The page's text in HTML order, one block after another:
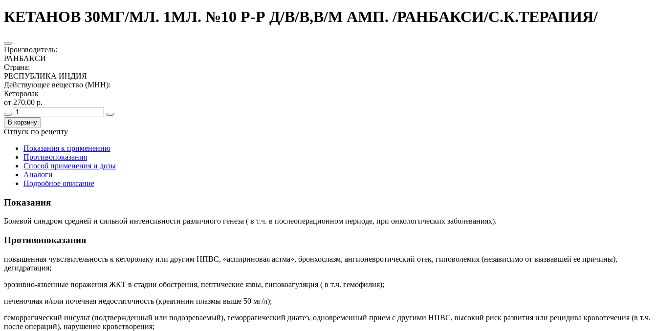
КЕТАНОВ 30МГ/МЛ. 1МЛ. №10 Р-Р Д/В/В,В/М АМП. /РАНБАКСИ/С.К.ТЕРАПИЯ/
Производитель:
РАНБАКСИ
Страна:
РЕСПУБЛИКА ИНДИЯ
Действующее вещество (МНН):
Кеторолак
от 270.00 р.
В корзину
Отпуск по рецепту
Показания к применению
Противопоказания
Способ применения и дозы
Аналоги
Подробное описание
Показания
Болевой синдром средней и сильной интенсивности различного генеза ( в т.ч. в послеоперационном периоде, при онкологических заболеваниях).
Противопоказания
повышенная чувствительность к кеторолаку или другим НПВС, «аспириновая астма», бронхоспазм, ангионевротический отек, гиповолемия (независимо от вызвавшей ее причины),
дегидратация;
эрозивно-язвенные поражения ЖКТ в стадии обострения, пептические язвы, гипокоагуляция ( в т.ч. гемофилия);
печеночная и/или почечная недостаточность (креатинин плазмы выше 50 мг/л);
геморрагический инсульт (подтвержденный или подозреваемый), геморрагический диатез, одновременный прием с другими НПВС, высокий риск развития или рецидива кровотечения (в т.ч.
после операций), нарушение кроветворения;